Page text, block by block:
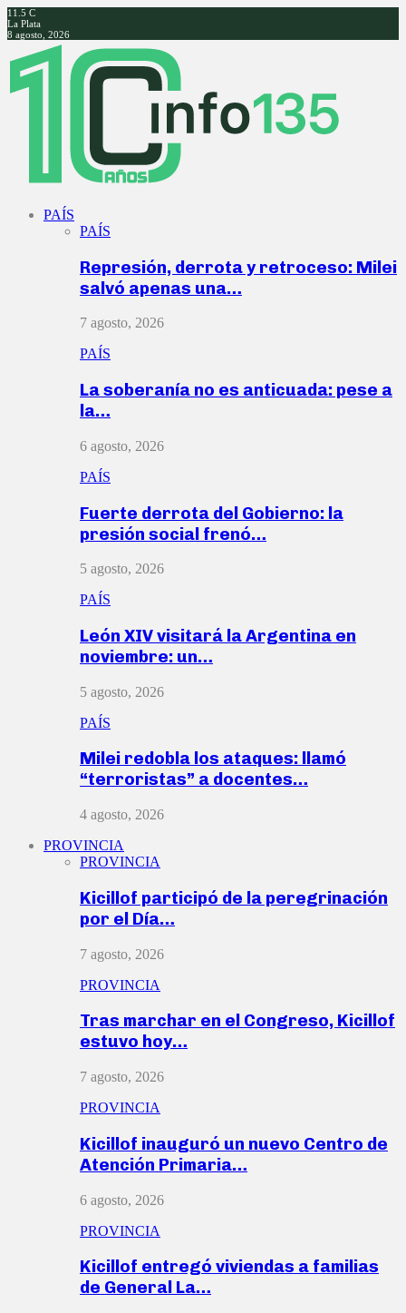
11.5 C
La Plata
8 agosto, 2026
Facebook
Twitter
Instagram
Youtube
PAÍS
PAÍS
Represión, derrota y retroceso: Milei
salvó apenas una…
7 agosto, 2026
PAÍS
La soberanía no es anticuada: pese a
la…
6 agosto, 2026
PAÍS
Fuerte derrota del Gobierno: la
presión social frenó…
5 agosto, 2026
PAÍS
León XIV visitará la Argentina en
noviembre: un…
5 agosto, 2026
PAÍS
Milei redobla los ataques: llamó
“terroristas” a docentes…
4 agosto, 2026
PROVINCIA
PROVINCIA
Kicillof participó de la peregrinación
por el Día…
7 agosto, 2026
PROVINCIA
Tras marchar en el Congreso, Kicillof
estuvo hoy…
7 agosto, 2026
PROVINCIA
Kicillof inauguró un nuevo Centro de
Atención Primaria…
6 agosto, 2026
PROVINCIA
Kicillof entregó viviendas a familias
de General La…